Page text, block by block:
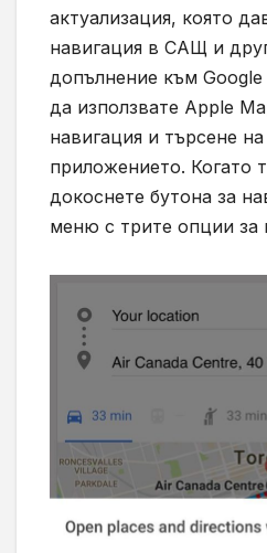
актуализация, която
навигация в САЩ и
допълнение към
да използвате Apple
навигация и търсене
приложението. Когато
докоснете бутона за
меню с трите опции за